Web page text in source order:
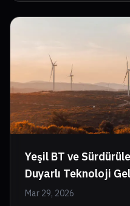
Yeşil BT ve
Duyarlı Teknoloji
Mar 29, 2026